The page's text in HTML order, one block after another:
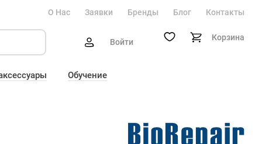
О Нас Заявки Бренды Блог Контакты
Войти Корзина
Обучение